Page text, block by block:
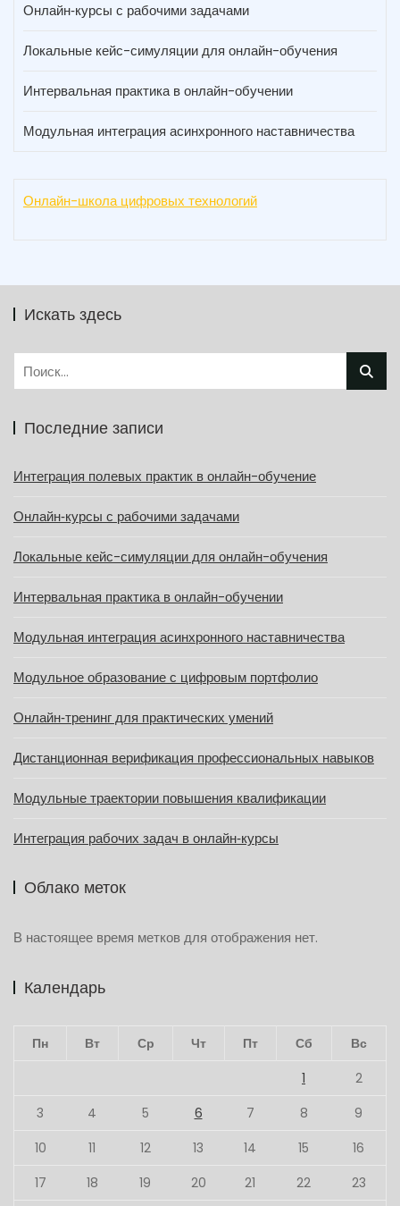
Онлайн‑курсы с рабочими задачами
Локальные кейс-симуляции для онлайн-обучения
Интервальная практика в онлайн-обучении
Модульная интеграция асинхронного наставничества
Онлайн-школа цифровых технологий
Искать здесь
Найти:
Последние записи
Интеграция полевых практик в онлайн-обучение
Онлайн‑курсы с рабочими задачами
Локальные кейс-симуляции для онлайн-обучения
Интервальная практика в онлайн-обучении
Модульная интеграция асинхронного наставничества
Модульное образование с цифровым портфолио
Онлайн‑тренинг для практических умений
Дистанционная верификация профессиональных навыков
Модульные траектории повышения квалификации
Интеграция рабочих задач в онлайн‑курсы
Облако меток
В настоящее время метков для отображения нет.
Календарь
Пн Вт Ср Чт Пт Сб
Вс
1
2
3
4 5 6 7 8
9
10
11 12 13 14 15
16
17
18 19 20 21 22 23